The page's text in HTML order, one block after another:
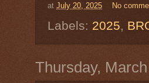
at July 20, 2025 No
Labels: 2025,
Thursday,